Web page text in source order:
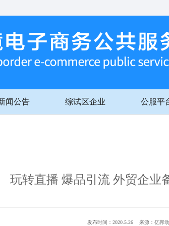
闻公告 综试区企业 公服平
玩转直播 爆品引流 外贸企业
发布时间：2020.5.26 来源：亿邦